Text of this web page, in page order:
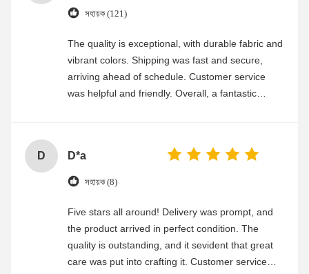
সহায়ক (121)
The quality is exceptional, with durable fabric and
vibrant colors. Shipping was fast and secure,
arriving ahead of schedule. Customer service
was helpful and friendly. Overall, a fantastic
D D*a
সহায়ক (8)
Five stars all around! Delivery was prompt, and
the product arrived in perfect condition. The
quality is outstanding, and it sevident that great
care was put into crafting it. Customer service